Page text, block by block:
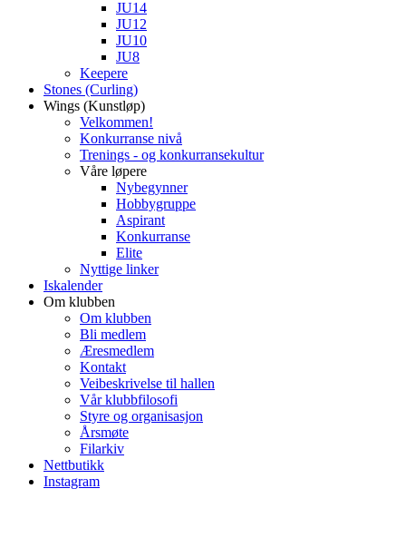
JU14
JU12
JU10
JU8
Keepere
Stones (Curling)
Wings (Kunstløp)
Velkommen!
Konkurranse nivå
Trenings - og konkurransekultur
Våre løpere
Nybegynner
Hobbygruppe
Aspirant
Konkurranse
Elite
Nyttige linker
Iskalender
Om klubben
Om klubben
Bli medlem
Æresmedlem
Kontakt
Veibeskrivelse til hallen
Vår klubbfilosofi
Styre og organisasjon
Årsmøte
Filarkiv
Nettbutikk
Instagram